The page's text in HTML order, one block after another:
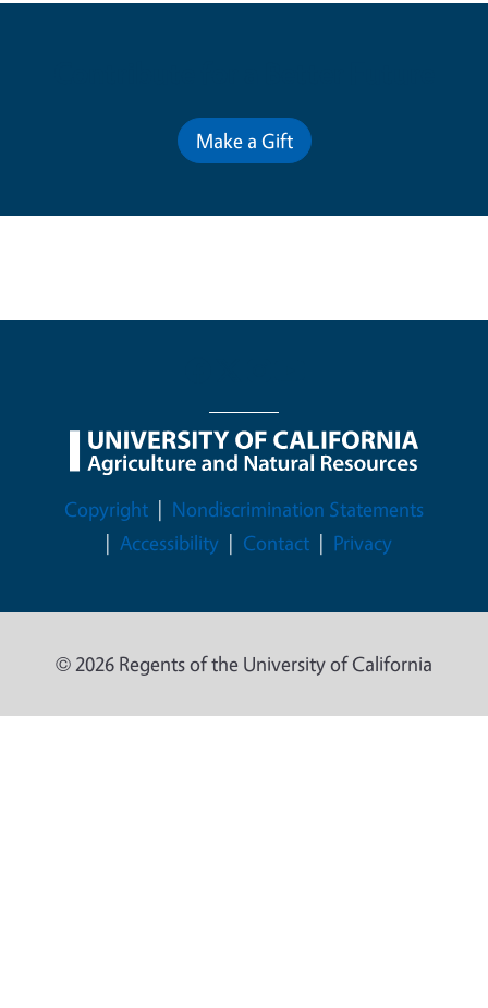
Make a Gift
Legal Menu
Copyright
Nondiscrimination Statements
Accessibility
Contact Privacy
© 2026 Regents of the University of California